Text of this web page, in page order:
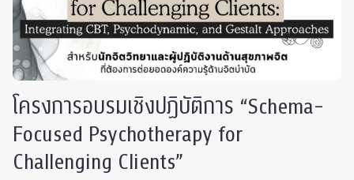
โครงการอบรมเชิงปฏิบัติการ “Schema-
Focused Psychotherapy for
Challenging Clients”